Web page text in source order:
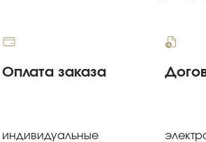
Оплата заказа
индивидуальные